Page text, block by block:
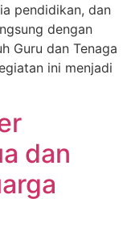
pendidikan, dan
dengan
Guru dan Tenaga
ini menjadi
dan